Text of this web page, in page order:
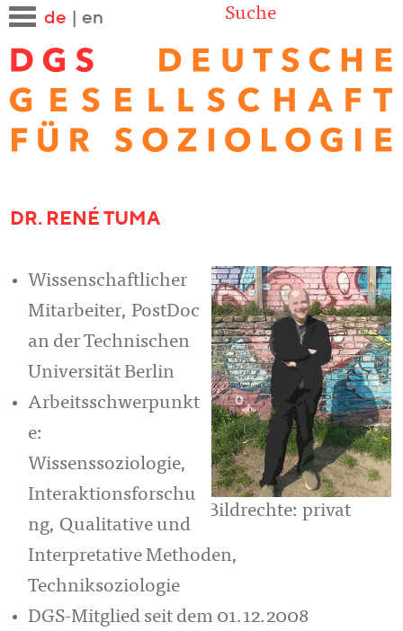
de en Suche
DR. RENÉ TUMA
Bildrechte: privat
Wissenschaftlicher
Mitarbeiter, PostDoc
an der Technischen
Universität Berlin
Arbeitsschwerpunkt
e:
Wissenssoziologie,
Interaktionsforschu
ng, Qualitative und
Interpretative Methoden,
Techniksoziologie
DGS-Mitglied seit dem 01.12.2008